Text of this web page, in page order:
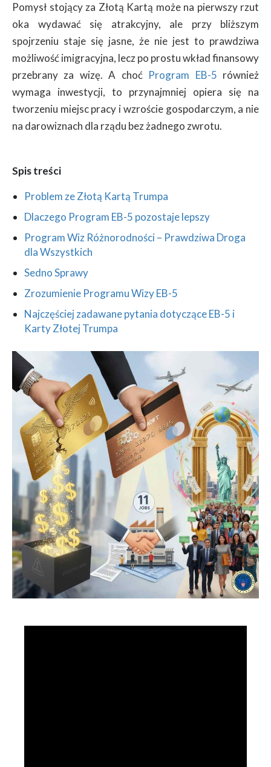
Pomysł stojący za Złotą Kartą może na pierwszy rzut
oka wydawać się atrakcyjny, ale przy bliższym
spojrzeniu staje się jasne, że nie jest to prawdziwa
możliwość imigracyjna, lecz po prostu wkład finansowy
przebrany za wizę. A choć Program EB-5 również
wymaga inwestycji, to przynajmniej opiera się na
tworzeniu miejsc pracy i wzroście gospodarczym, a nie
na darowiznach dla rządu bez żadnego zwrotu.
Spis treści
Problem ze Złotą Kartą Trumpa
Dlaczego Program EB-5 pozostaje lepszy
Program Wiz Różnorodności – Prawdziwa Droga
dla Wszystkich
Sedno Sprawy
Zrozumienie Programu Wizy EB-5
Najczęściej zadawane pytania dotyczące EB-5 i
Karty Złotej Trumpa